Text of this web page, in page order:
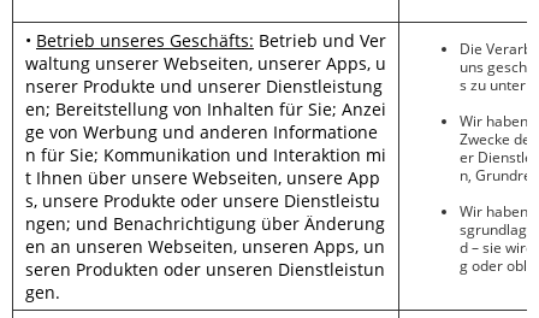
• Betrieb unseres Geschäfts: Betrieb und Ver
waltung unserer Webseiten, unserer Apps, u
nserer Produkte und unserer Dienstleistung
en; Bereitstellung von Inhalten für Sie; Anzei
ge von Werbung und anderen Informatione
n für Sie; Kommunikation und Interaktion mi
t Ihnen über unsere Webseiten, unsere App
s, unsere Produkte oder unsere Dienstleistu
ngen; und Benachrichtigung über Änderung
en an unseren Webseiten, unseren Apps, un
seren Produkten oder unseren Dienstleistun
gen.
Die
uns
s zu
Wir haben
Zwecke
er
n,
Wir haben
d – sie
g oder